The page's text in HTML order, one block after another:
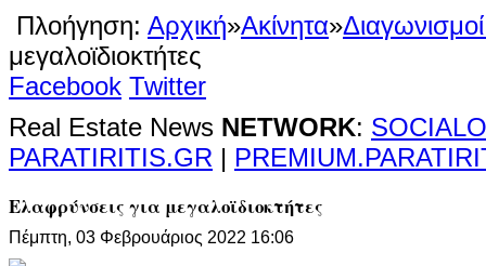
Πλοήγηση: Αρχική»Ακίνητα»
μεγαλοϊδιοκτήτες
Facebook Twitter
Real Estate News NETWORK:
PARATIRITIS.GR |
Ελαφρύνσεις για μεγαλοϊδιοκτήτες
Πέμπτη, 03 Φεβρουάριος 2022 16:06